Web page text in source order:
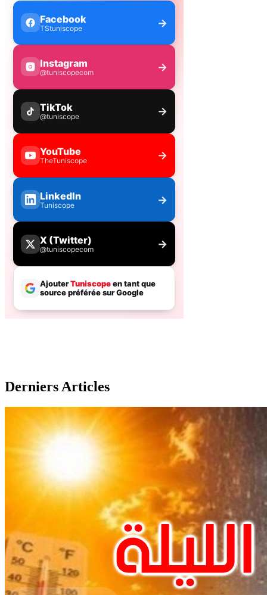
Derniers Articles